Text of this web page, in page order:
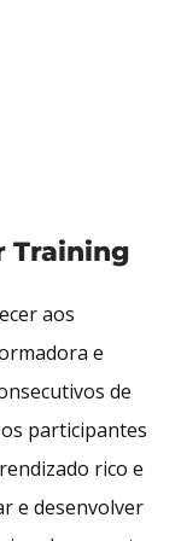
Training
aos
e
de
participantes
rico e
e desenvolver